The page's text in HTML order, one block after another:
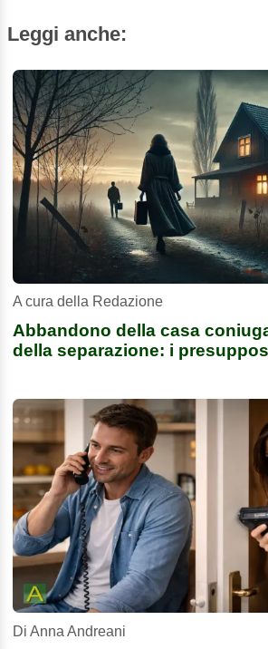
Leggi anche:
A cura della Redazione
Abbandono della casa
della separazione: i
Di Anna Andreani